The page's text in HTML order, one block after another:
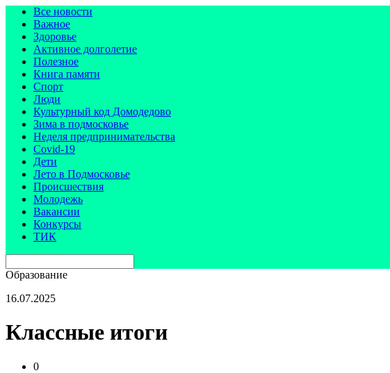
Все новости
Важное
Здоровье
Активное долголетие
Полезное
Книга памяти
Спорт
Люди
Культурный код Домодедово
Зима в подмосковье
Неделя предпринимательства
Covid-19
Дети
Лето в Подмосковье
Происшествия
Молодежь
Вакансии
Конкурсы
ТИК
Образование
16.07.2025
Классные итоги
0